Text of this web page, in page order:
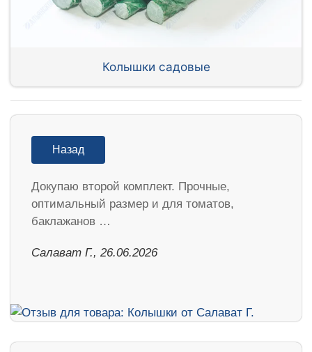
Колышки садовые
Назад
Докупаю второй комплект. Прочные,
оптимальный размер и для томатов,
баклажанов …
Салават Г., 26.06.2026